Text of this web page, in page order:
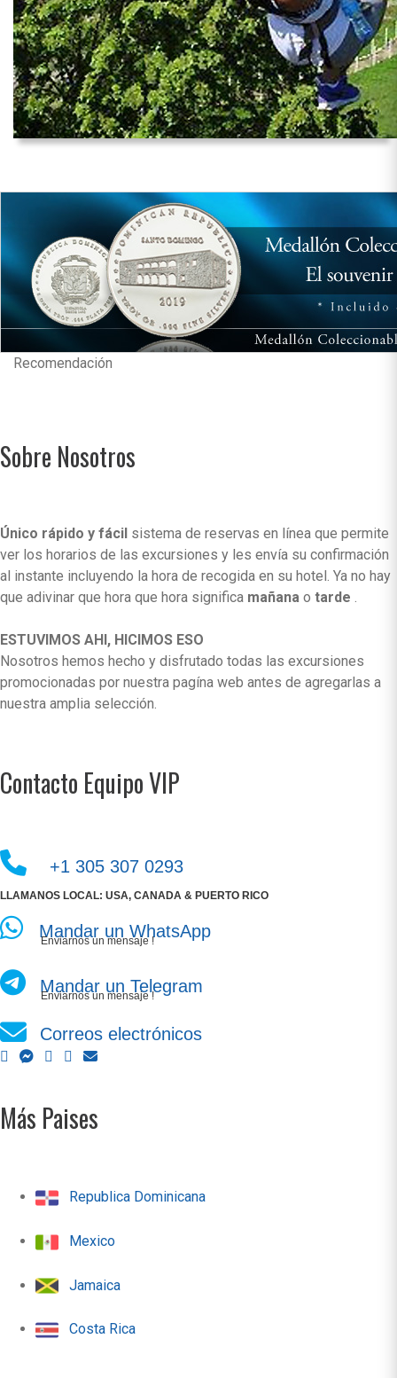
Recomendación
Sobre Nosotros
Único rápido y fácil sistema de reservas en línea que permite
ver los horarios de las excursiones y les envía su confirmación
al instante incluyendo la hora de recogida en su hotel. Ya no hay
que adivinar que hora que hora significa mañana o tarde .
ESTUVIMOS AHI, HICIMOS ESO
Nosotros hemos hecho y disfrutado todas las excursiones
promocionadas por nuestra pagína web antes de agregarlas a
nuestra amplia selección.
Contacto Equipo VIP
+1 305 307 0293
LLAMANOS LOCAL: USA, CANADA & PUERTO RICO
Mandar un WhatsApp
Enviarnos un mensaje !
Mandar un Telegram
Enviarnos un mensaje !
Correos electrónicos
Más Paises
Republica Dominicana
Mexico
Jamaica
Costa Rica